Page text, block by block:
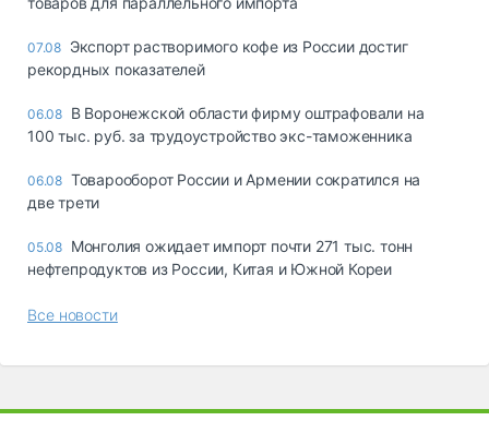
07.08 Экспорт растворимого кофе из России достиг
рекордных показателей
06.08 В Воронежской области фирму оштрафовали на
100 тыс. руб. за трудоустройство экс-таможенника
06.08 Товарооборот России и Армении сократился на
две трети
05.08 Монголия ожидает импорт почти 271 тыс. тонн
нефтепродуктов из России, Китая и Южной Кореи
Все новости